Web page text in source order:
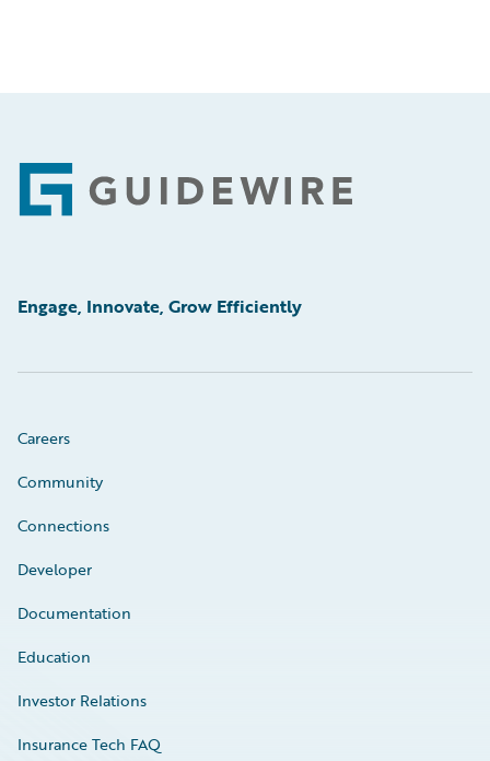
Footer
Engage, Innovate, Grow Efficiently
Careers
Community
Connections
Developer
Documentation
Education
Investor Relations
Insurance Tech FAQ